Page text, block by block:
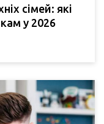
сімей: які
у 2026